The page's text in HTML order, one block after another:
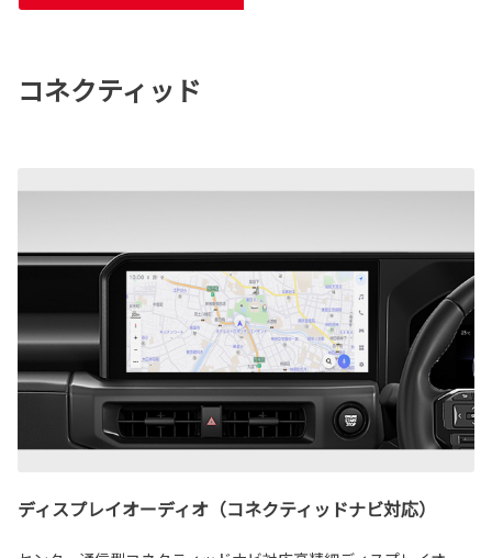
コネクティッド
ディスプレイオーディオ（コネクティッドナビ対応）